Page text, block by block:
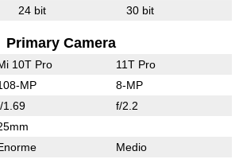
24 bit 30 bit
Primary Camera
10T Pro 11T Pro
MP 8-MP
1.69 f/2.2
Medio